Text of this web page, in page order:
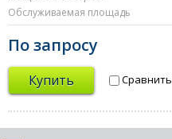
Обслуживаемая площадь
По запросу
Купить Сравнить